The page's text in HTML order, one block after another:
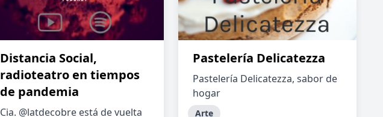
Distancia Social,
radioteatro en tiempos
de pandemia
Cia. @latdecobre está de vuelta
Pastelería Delicatezza
Pastelería Delicatezza, sabor de
hogar
Arte